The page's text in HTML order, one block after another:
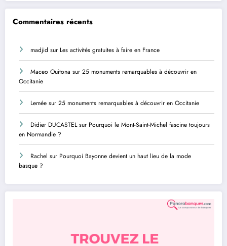
Commentaires récents
madjid sur Les activités gratuites à faire en France
Maceo Ouitona sur 25 monuments remarquables à découvrir en
Occitanie
Lemée sur 25 monuments remarquables à découvrir en Occitanie
Didier DUCASTELsur Pourquoi le Mont-Saint-Michel fascine toujours
en Normandie ?
Rachel sur Pourquoi Bayonne devient un haut lieu de la mode
basque ?